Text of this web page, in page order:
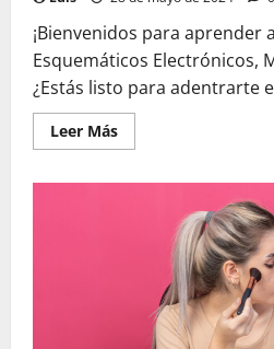
¡Bienvenidos para aprender
Esquemáticos Electrónicos,
¿Estás listo para adentrarte
Leer MásLeer
más
Diagramas
Esquemáticos
Electrónicos,
Manuales
Servicio